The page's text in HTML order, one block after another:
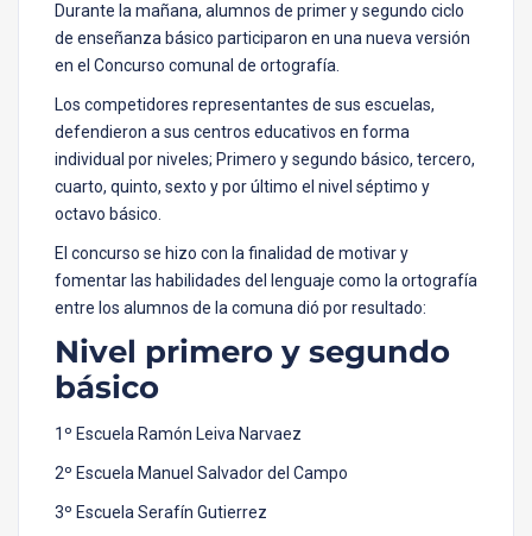
Durante la mañana, alumnos de primer y segundo ciclo
de enseñanza básico participaron en una nueva versión
en el Concurso comunal de ortografía.
Los competidores representantes de sus escuelas,
defendieron a sus centros educativos en forma
individual por niveles; Primero y segundo básico, tercero,
cuarto, quinto, sexto y por último el nivel séptimo y
octavo básico.
El concurso se hizo con la finalidad de motivar y
fomentar las habilidades del lenguaje como la ortografía
entre los alumnos de la comuna dió por resultado:
Nivel primero y segundo
básico
1º Escuela Ramón Leiva Narvaez
2º Escuela Manuel Salvador del Campo
3º Escuela Serafín Gutierrez